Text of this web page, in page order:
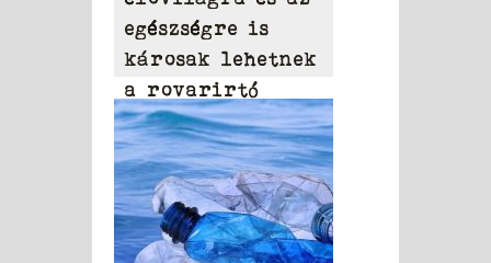
egészségre is
károsak lehetnek
a rovarirtó
szerek